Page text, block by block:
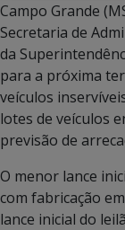
Campo Grande
Secretaria de
da
para a próxima
veículos
lotes de veículos
previsão de
O menor lance
com fabricação
lance inicial do